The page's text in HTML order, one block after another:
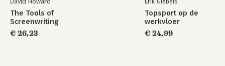
The Tools of
Screenwriting
€ 26,23
Topsport op de
werkvloer
€ 24,99